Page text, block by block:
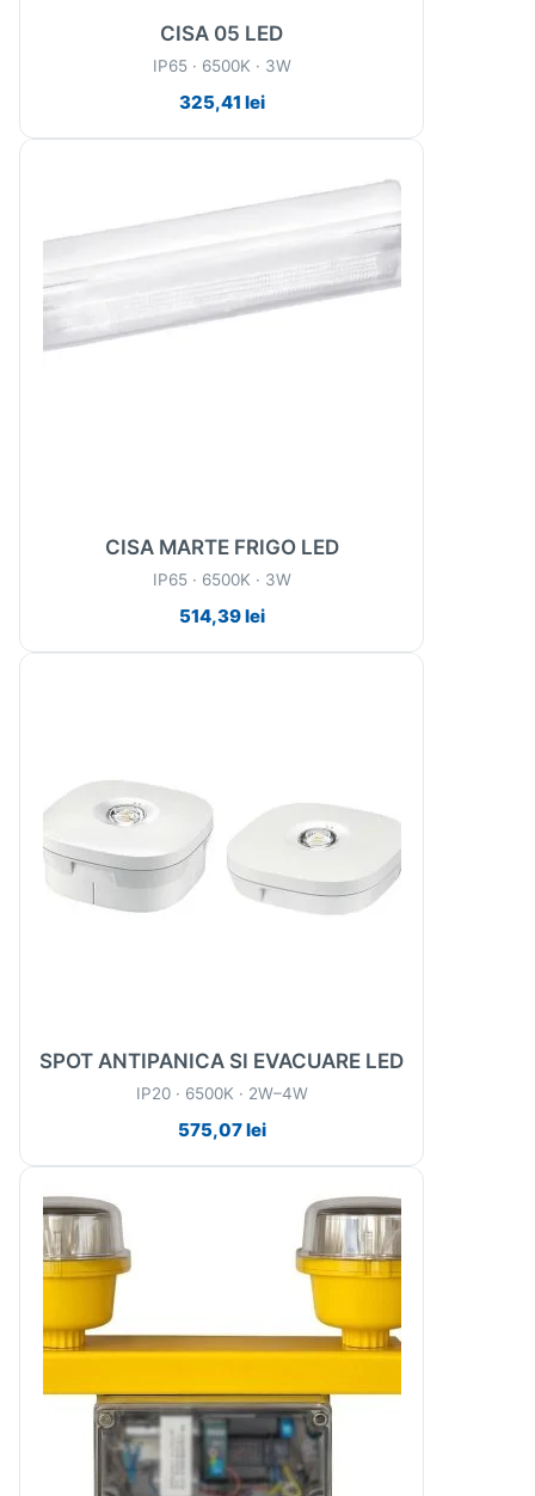
CISA 05 LED
IP65 · 6500K · 3W
325,41 lei
CISA MARTE FRIGO LED
IP65 · 6500K · 3W
514,39lei
SPOT ANTIPANICA SI EVACUARE LED
IP20 · 6500K · 2W–4W
575,07lei